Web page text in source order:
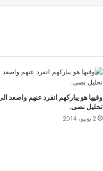
وفيها هو يباركهم انفرد عنهم واصعد
تحليل نصى.
2 يونيو، 2014